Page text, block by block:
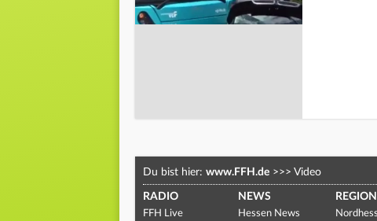
Du bist hier: www.FFH.de >>> Video
RADIO
FFH Live
NEWS
Hessen News